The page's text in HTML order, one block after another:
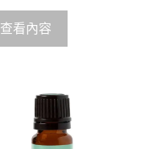
查看內容